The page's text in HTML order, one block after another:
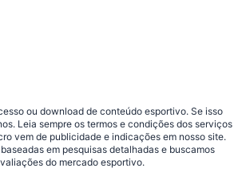
ou download de conteúdo esportivo. Se isso
Leia sempre os termos e condições dos serviços
vem de publicidade e indicações em nosso site.
em pesquisas detalhadas e buscamos
do mercado esportivo.